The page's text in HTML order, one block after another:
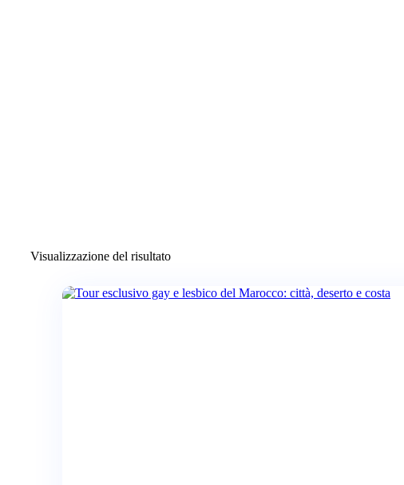
Visualizzazione del risultato